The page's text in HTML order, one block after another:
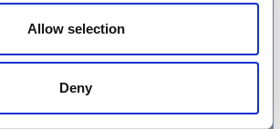
Allow selection
Deny